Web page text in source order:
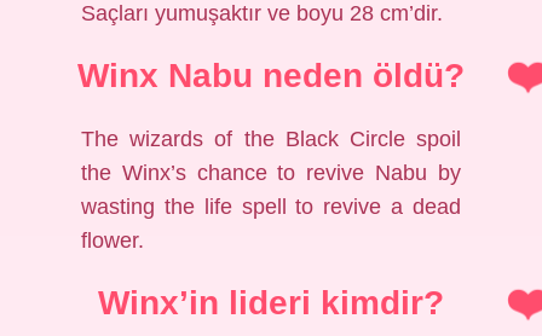
Saçları yumuşaktır ve boyu 28 cm’dir.
Winx Nabu neden öldü?
The wizards of the Black Circle spoil
the Winx’s chance to revive Nabu by
wasting the life spell to revive a dead
flower.
Winx’in lideri kimdir?